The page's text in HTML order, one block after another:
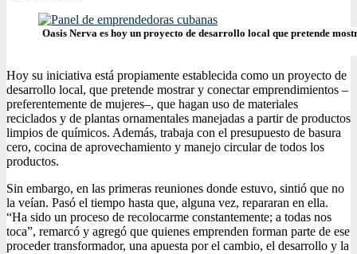
Oasis Nerva es hoy un proyecto de desarrollo local que pretende
Hoy su iniciativa está propiamente establecida como un proyecto de
desarrollo local, que pretende mostrar y conectar emprendimientos –
preferentemente de mujeres–, que hagan uso de materiales
reciclados y de plantas ornamentales manejadas a partir de productos
limpios de químicos. Además, trabaja con el presupuesto de basura
cero, cocina de aprovechamiento y manejo circular de todos los
productos.
Sin embargo, en las primeras reuniones donde estuvo, sintió que no
la veían. Pasó el tiempo hasta que, alguna vez, repararan en ella.
“Ha sido un proceso de recolocarme constantemente; a todas nos
toca”, remarcó y agregó que quienes emprenden forman parte de ese
proceder transformador, una apuesta por el cambio, el desarrollo y la